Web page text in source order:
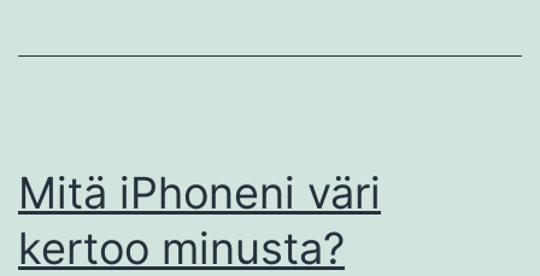
Mitä iPhoneni väri
kertoo minusta?